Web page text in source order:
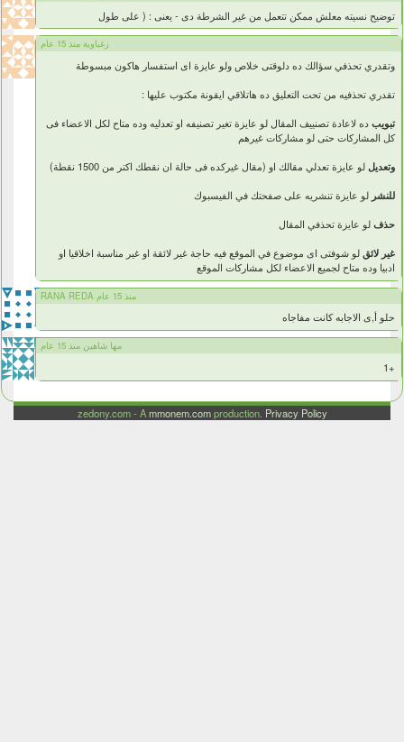
توضيح نسيته معلش ممكن تتعمل من غير الشرطة دى - يعنى : ( على طول
زغباوية منذ 15 عام
وتقدري تحذفي سؤالك ده دلوقتى خلاص ولو عايزة اى استفسار هاكون مبسوطة
تقدري تحذفيه من تحت التعليق ده هاتلاقي ايقونة مكتوب عليها :
تبويبده لاعادة تصنييف المقال لو عايزة تغير تصنيفه او تعدليه وده متاح لكل الاعضاء فى
كل المشاركات حتى لو مشاركات غيرهم
وتعديل لو عايزة تعدلي مقالك او (مقال غيركده فى حالة ان نقطك اكتر من 1500 نقطة)
للنشر لو عايزة تنشريه على صفحتك في الفيسبوك
حذفلو عايزة تحذفي المقال
غير لائق لو شوفتى اى موضوع في الموقع فيه حاجة غير لائقة او غير مناسبة اخلاقيا او
ادبيا وده متاح لجميع الاعضاء لكل مشاركات الموقع
RANA REDA منذ 15 عام
حلو أ,ى الاجابه كانت مفاجاه
مها شاهين منذ 15 عام
+1
zedony.com - Ammonem.comproduction. Privacy Policy